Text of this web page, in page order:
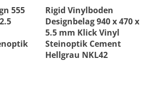
555
Rigid Vinylboden
Designbelag 940 x 470 x
5.5 mm Klick Vinyl
Steinoptik Cement
Hellgrau NKL42